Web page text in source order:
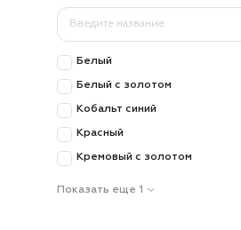
Белый
Белый с золотом
Кобальт синий
Красный
Кремовый с золотом
Показать еще 1